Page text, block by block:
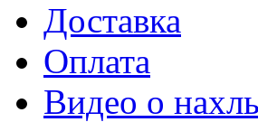
Доставка
Оплата
Видео о